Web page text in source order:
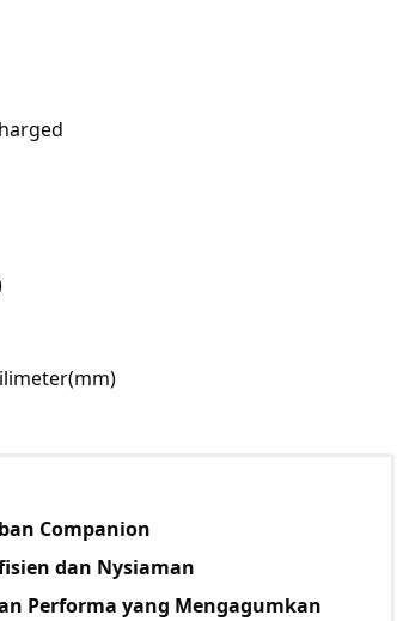
Companion
dan Nysiaman
Performa yang Mengagumkan